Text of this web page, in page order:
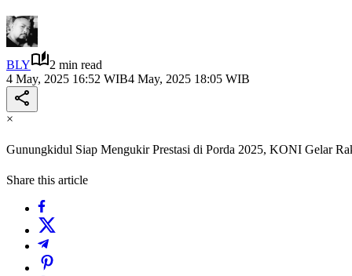
BLY
2 min read
4 May, 2025 16:52 WIB4 May, 2025 18:05 WIB
×
Gunungkidul Siap Mengukir Prestasi di Porda 2025, KONI Gelar
Share this article